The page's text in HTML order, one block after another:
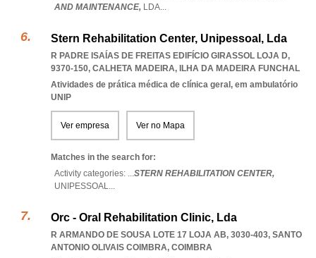
AND MAINTENANCE, LDA...
Stern Rehabilitation Center, Unipessoal, Lda
R PADRE ISAÍAS DE FREITAS EDIFÍCIO GIRASSOL LOJA D,
9370-150, CALHETA MADEIRA, ILHA DA MADEIRA FUNCHAL
Atividades de prática médica de clínica geral, em ambulatório
UNIP
Ver empresa Ver no Mapa
Matches in the search for:
Activity categories: ...STERN REHABILITATION CENTER,
UNIPESSOAL...
Orc - Oral Rehabilitation Clinic, Lda
R ARMANDO DE SOUSA LOTE 17 LOJA AB, 3030-403, SANTO
ANTONIO OLIVAIS COIMBRA, COIMBRA